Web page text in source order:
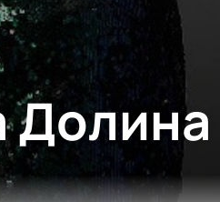
Долина